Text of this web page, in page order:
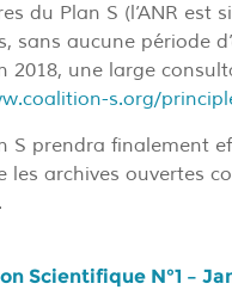
du Plan S (l’ANR est
sans aucune période
2018, une large
s.org/
prendra finalement
archives ouvertes
Scientifique N°1 –